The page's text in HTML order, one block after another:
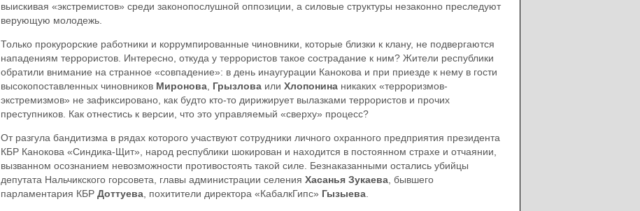
выискивая «экстремистов» среди законопослушной оппозиции, а силовые структуры незаконно преследуют
верующую молодежь.
Только прокурорские работники и коррумпированные чиновники, которые близки к клану, не подвергаются
нападениям террористов. Интересно, откуда у террористов такое сострадание к ним? Жители республики
обратили внимание на странное «совпадение»: в день инаугурации Канокова и при приезде к нему в гости
высокопоставленных чиновников Миронова, Грызловаили Хлопонинаникаких «терроризмов-
экстремизмов» не зафиксировано, как будто кто-то дирижирует вылазками террористов и прочих
преступников. Как отнестись к версии, что это управляемый «сверху» процесс?
От разгула бандитизма в рядах которого участвуют сотрудники личного охранного предприятия президента
КБР Канокова «Синдика-Щит», народ республики шокирован и находится в постоянном страхе и отчаянии,
вызванном осознанием невозможности противостоять такой силе. Безнаказанными остались убийцы
депутата Нальчикского горсовета, главы администрации селения Хасанья Зукаева, бывшего
парламентария КБР Доттуева, похитители директора «КабалкГипс» Гызыева.